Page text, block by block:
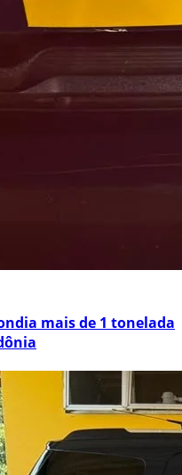
mais de 1 tonelada